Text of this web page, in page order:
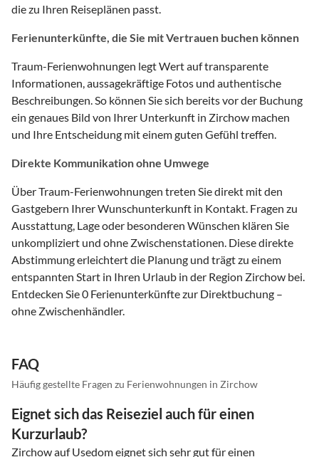
die zu Ihren Reiseplänen passt.
Ferienunterkünfte, die Sie mit Vertrauen buchen können
Traum-Ferienwohnungen legt Wert auf transparente
Informationen, aussagekräftige Fotos und authentische
Beschreibungen. So können Sie sich bereits vor der Buchung
ein genaues Bild von Ihrer Unterkunft in Zirchow machen
und Ihre Entscheidung mit einem guten Gefühl treffen.
Direkte Kommunikation ohne Umwege
Über Traum-Ferienwohnungen treten Sie direkt mit den
Gastgebern Ihrer Wunschunterkunft in Kontakt. Fragen zu
Ausstattung, Lage oder besonderen Wünschen klären Sie
unkompliziert und ohne Zwischenstationen. Diese direkte
Abstimmung erleichtert die Planung und trägt zu einem
entspannten Start in Ihren Urlaub in der Region Zirchow bei.
Entdecken Sie 0 Ferienunterkünfte zur Direktbuchung –
ohne Zwischenhändler.
FAQ
Häufig gestellte Fragen zu Ferienwohnungen in Zirchow
Eignet sich das Reiseziel auch für einen
Kurzurlaub?
Zirchow auf Usedom eignet sich sehr gut für einen